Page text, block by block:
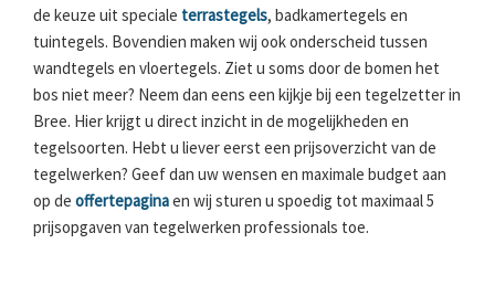
de keuze uit speciale terrastegels, badkamertegels en
tuintegels. Bovendien maken wij ook onderscheid tussen
wandtegels en vloertegels. Ziet u soms door de bomen het
bos niet meer? Neem dan eens een kijkje bij een tegelzetter in
Bree. Hier krijgt u direct inzicht in de mogelijkheden en
tegelsoorten. Hebt u liever eerst een prijsoverzicht van de
tegelwerken? Geef dan uw wensen en maximale budget aan
op de offertepaginaen wij sturen u spoedig tot maximaal 5
prijsopgaven van tegelwerken professionals toe.